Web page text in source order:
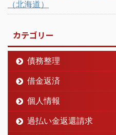
（北海道）
カテゴリー
債務整理
借金返済
個人情報
過払い金返還請求